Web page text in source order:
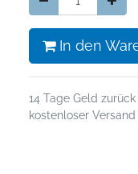
In den
14 Tage Geld
kostenloser